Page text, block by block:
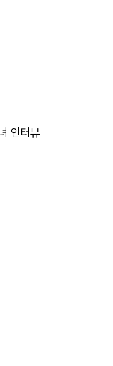
인터뷰